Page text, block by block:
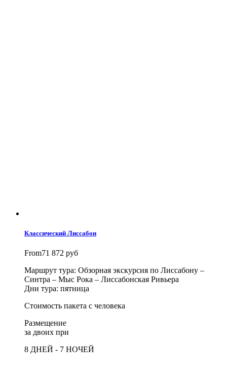
Классический Лиссабон
From71 872 руб
Маршрут тура: Обзорная экскурсия по Лиссабону –
Синтра – Мыс Рока – Лиссабонская Ривьера
Дни тура: пятница
Стоимость пакета с человека
Размещение
за двоих при
8 ДНЕЙ - 7 НОЧЕЙ